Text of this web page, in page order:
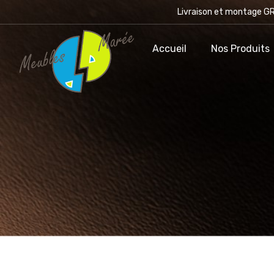
Livraison et montage
Accueil Nos Produits
Accueil